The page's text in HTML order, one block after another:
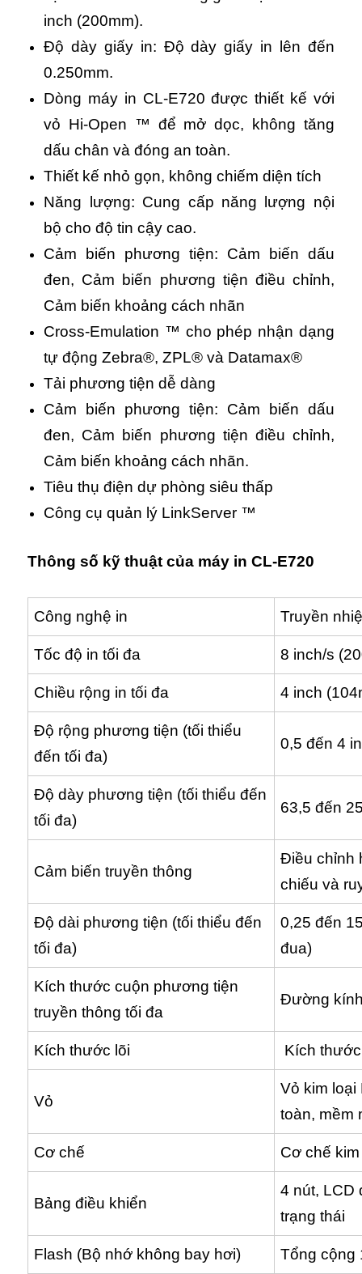
inch (200mm).
Độ dày giấy in: Độ dày giấy in lên đến
0.250mm.
Dòng máy in CL-E720 được thiết kế với
vỏ Hi-Open ™ để mở dọc, không tăng
dấu chân và đóng an toàn.
Thiết kế nhỏ gọn, không chiếm diện tích
Năng lượng: Cung cấp năng lượng nội
bộ cho độ tin cậy cao.
Cảm biến phương tiện: Cảm biến dấu
đen, Cảm biến phương tiện điều chỉnh,
Cảm biến khoảng cách nhãn
Cross-Emulation ™ cho phép nhận dạng
tự động Zebra®, ZPL® và Datamax®
Tải phương tiện dễ dàng
Cảm biến phương tiện: Cảm biến dấu
đen, Cảm biến phương tiện điều chỉnh,
Cảm biến khoảng cách nhãn.
Tiêu thụ điện dự phòng siêu thấp
Công cụ quản lý LinkServer ™
Thông số kỹ thuật của máy in CL-E720
Công nghệ in Truyền
Tốc độ in tối đa 8 inch/s
Chiều rộng in tối đa 4 inch
Độ rộng phương tiện (tối thiểu
đến tối đa)
0,5 đến 4
Độ dày phương tiện (tối thiểu đến
tối đa)
63,5 đến
Cảm biến truyền thông
Điều chỉnh
chiếu và
Độ dài phương tiện (tối thiểu đến
tối đa)
0,25 đến
đua)
Kích thước cuộn phương tiện
truyền thông tối đa
Đường
Kích thước lõi Kích
Vỏ
Vỏ kim
toàn, mềm
Cơ chế Cơ chế
Bảng điều khiển
4 nút, LCD
trạng thái
Flash (Bộ nhớ không bay hơi) Tổng cộng